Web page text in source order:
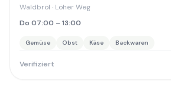
Waldbröl · Löher Weg
Do 07:00 – 13:00
Gemüse Obst Käse Backwaren
Verifiziert